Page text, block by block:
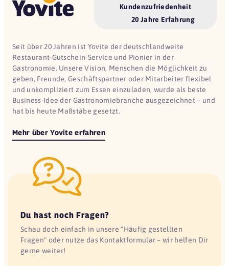
Kundenzufriedenheit
20 Jahre Erfahrung
Seit über 20 Jahren ist Yovite der deutschlandweite
Restaurant-Gutschein-Service und Pionier in der
Gastronomie. Unsere Vision, Menschen die Möglichkeit zu
geben, Freunde, Geschäftspartner oder Mitarbeiter flexibel
und unkompliziert zum Essen einzuladen, wurde als beste
Business-Idee der Gastronomiebranche ausgezeichnet – und
hat bis heute Maßstäbe gesetzt.
Mehr über Yovite erfahren
Du hast noch Fragen?
Schau doch einfach in unsere "Häufig gestellten
Fragen" oder nutze das Kontaktformular – wir helfen Dir
gerne weiter!